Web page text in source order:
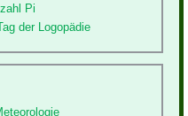
Pi
der Logopädie